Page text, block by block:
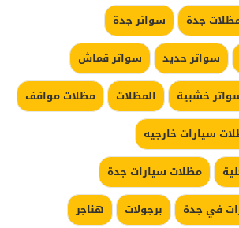
جدة
سواتر جدة
سواتر حديد
سواتر قماش
خشبية المظلات
مظلات مواقف
سيارات خارجيه
مظلات سيارات جدة
في جدة
برجولات
هناجر